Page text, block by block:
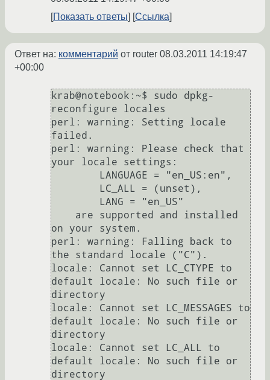
Показать ответы
Ссылка
Ответ на: комментарий от router 08.03.2011 14:19:47
+00:00
krab@notebook:~$ sudo dpkg-
reconfigure locales
perl: warning: Setting locale
failed.
perl: warning: Please check that
your locale settings:
on your system.
perl: warning: Falling back to
the standard locale ("C").
locale: Cannot set LC_CTYPE to
default locale: No such file or
directory
locale: Cannot set LC_MESSAGES to
default locale: No such file or
directory
locale: Cannot set LC_ALL to
default locale: No such file or
directory